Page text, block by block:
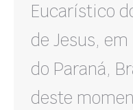
Eucarístico
de Jesus,
do Paraná,
deste